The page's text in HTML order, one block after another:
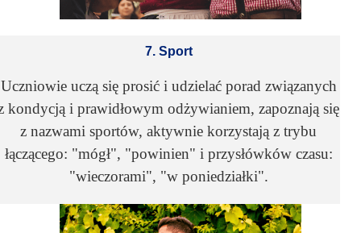
7. Sport
Uczniowie uczą się prosić i udzielać porad związanych
kondycją i prawidłowym odżywianiem, zapoznają się
z nazwami sportów, aktywnie korzystają z trybu
łączącego: "mógł", "powinien" i przysłówków czasu:
"wieczorami", "w poniedziałki".